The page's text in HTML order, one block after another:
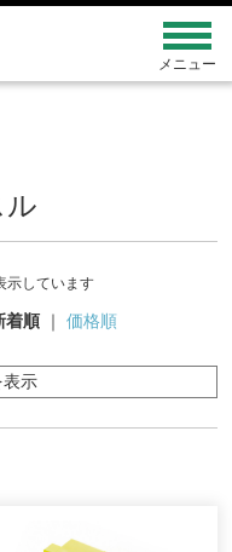
ル
示しています
着順 ｜ 価格順
表示